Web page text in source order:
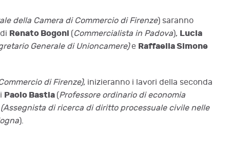
della Camera di Commercio di Firenze) saranno
Renato Bogoni (Commercialista in Padova), Lucia
Generale di Unioncamere)e Raffaella Simone
di Firenze), inizieranno i lavori della seconda
Paolo Bastia (Professore ordinario di economia
(Assegnista di ricerca di diritto processuale civile nelle
).